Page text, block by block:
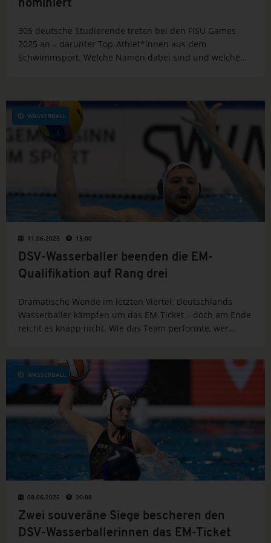
nominiert
305 deutsche Studierende treten bei den FISU Games
2025 an – darunter Top-Athlet*innen aus dem
Schwimmsport. Welche Namen dabei sind und welche
WASSERBALL
11.06.2025 15:00
DSV-Wasserballer beenden die EM-
Qualifikation auf Rang drei
Dramatische Wende im letzten Viertel: Deutschlands
Wasserballer kämpfen um das EM-Ticket – doch am Ende
reicht es knapp nicht. Wie das Team performte, wer
WASSERBALL
08.06.2025 20:08
Zwei souveräne Siege bescheren den
DSV-Wasserballerinnen das EM-Ticket